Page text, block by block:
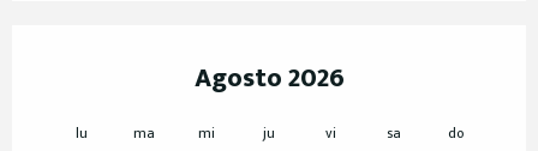
Agosto 2026
lu ma mi ju vi sa
do